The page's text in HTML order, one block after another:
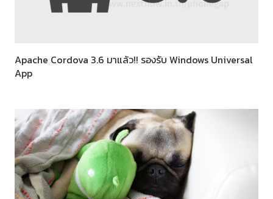
Apache Cordova 3.6 มาแล้ว!! รองรับ Windows Universal
App